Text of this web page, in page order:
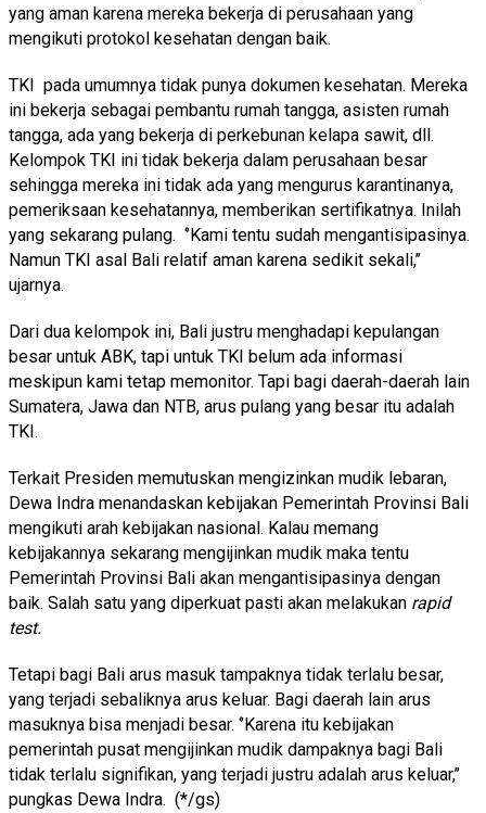
yang aman karena mereka bekerja di perusahaan yang
mengikuti protokol kesehatan dengan baik.
TKI pada umumnya tidak punya dokumen kesehatan. Mereka
ini bekerja sebagai pembantu rumah tangga, asisten rumah
tangga, ada yang bekerja di perkebunan kelapa sawit, dll.
Kelompok TKI ini tidak bekerja dalam perusahaan besar
sehingga mereka ini tidak ada yang mengurus karantinanya,
pemeriksaan kesehatannya, memberikan sertifikatnya. Inilah
yang sekarang pulang. ‘’Kami tentu sudah mengantisipasinya.
Namun TKI asal Bali relatif aman karena sedikit sekali,’’
ujarnya.
Dari dua kelompok ini, Bali justru menghadapi kepulangan
besar untuk ABK, tapi untuk TKI belum ada informasi
meskipun kami tetap memonitor. Tapi bagi daerah-daerah lain
Sumatera, Jawa dan NTB, arus pulang yang besar itu adalah
TKI.
Terkait Presiden memutuskan mengizinkan mudik lebaran,
Dewa Indra menandaskan kebijakan Pemerintah Provinsi Bali
mengikuti arah kebijakan nasional. Kalau memang
kebijakannya sekarang mengijinkan mudik maka tentu
Pemerintah Provinsi Bali akan mengantisipasinya dengan
baik. Salah satu yang diperkuat pasti akan melakukan rapid
test.
Tetapi bagi Bali arus masuk tampaknya tidak terlalu besar,
yang terjadi sebaliknya arus keluar. Bagi daerah lain arus
masuknya bisa menjadi besar. ‘’Karena itu kebijakan
pemerintah pusat mengijinkan mudik dampaknya bagi Bali
tidak terlalu signifikan, yang terjadi justru adalah arus keluar,’’
pungkas Dewa Indra. (*/gs)